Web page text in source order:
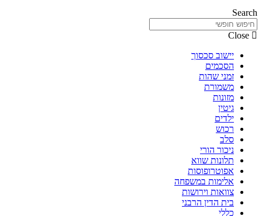
Search
Close
יישוב סכסוך
הסכמים
זמני שהות
משמורת
מזונות
גיטין
ילדים
רכוש
סלב
ניכור הורי
תלונות שווא
אפוטרופוסות
אלימות במשפחה
צוואות וירושות
בית הדין הרבני
כללי